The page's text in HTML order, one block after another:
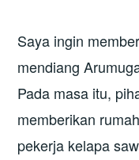
Saya ingin
mendiang
Pada masa itu,
memberikan
pekerja kelapa